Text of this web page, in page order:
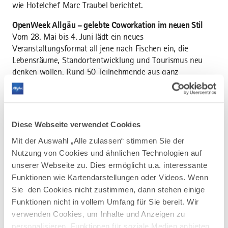
Diese Webseite verwendet Cookies
Mit der Auswahl „Alle zulassen“ stimmen Sie der
Nutzung von Cookies und ähnlichen Technologien auf
unserer Webseite zu. Dies ermöglicht u.a. interessante
Funktionen wie Kartendarstellungen oder Videos. Wenn
Sie den Cookies nicht zustimmen, dann stehen einige
Funktionen nicht in vollem Umfang für Sie bereit. Wir
verwenden Cookies, um Inhalte und Anzeigen zu
personalisieren, Funktionen für soziale Medien anbieten
wie Hotelchef Marc Traubel berichtet.
OpenWeek Allgäu – gelebte Coworkation im neuen Stil
Vom 28. Mai bis 4. Juni lädt ein neues
Veranstaltungsformat all jene nach Fischen ein, die
Lebensräume, Standortentwicklung und Tourismus neu
denken wollen. Rund 50 Teilnehmende aus ganz
Deutschland haben sich bereits angemeldet. Das Konzept
zahlt ganz und gar auf Coworkation ein: So gibt es offene
sowie ein buntes Freizeitangebot. Interessierte setzen sich
ihr eigenes Programm nach dem Bausteinprinzip
zusammen. Das Allgäu als gastgebende Region ist zugleich
Impulsgeber: Die Marken und Destinationsstrategie Allgäu
berücksichtigt die ganzheitliche Lebensraumgestaltung
und hat bereits Projekte umgesetzt, wie beispielsweise das
Mobilitätskonzept Allgäu, Naturnaher Tourismus oder
gezieltes Fachkräfte Marketing. „Wir
freuen uns darauf, viele innovative und vorausdenkende